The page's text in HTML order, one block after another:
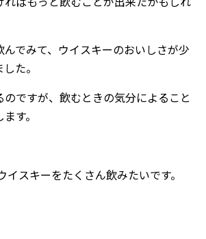
でみて、ウイスキーのおいしさが少
た。
ですが、飲むときの気分によること
す。
スキーをたくさん飲みたいです。